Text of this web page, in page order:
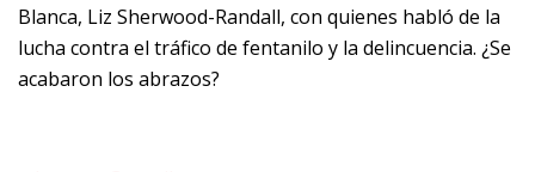
Blanca, Liz Sherwood-Randall, con quienes habló de la
lucha contra el tráfico de fentanilo y la delincuencia. ¿Se
acabaron los abrazos?